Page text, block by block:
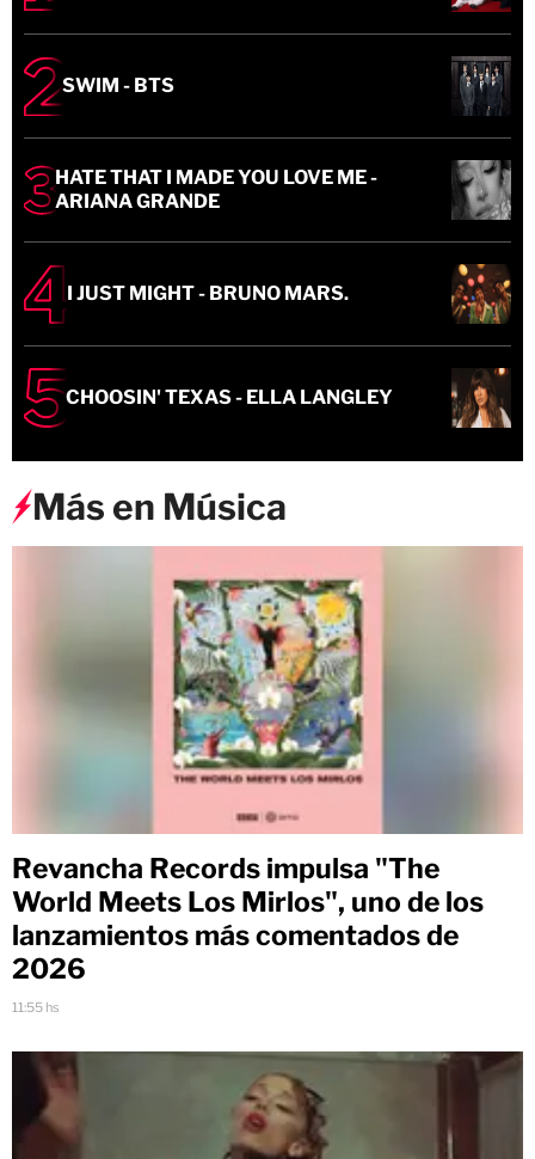
SWIM - BTS
HATE THAT I MADE YOU LOVE ME -
ARIANA GRANDE
I JUST MIGHT - BRUNO MARS.
CHOOSIN' TEXAS - ELLA LANGLEY
Más en Música
Revancha Records impulsa "The
World Meets Los Mirlos", uno de los
lanzamientos más comentados de
2026
11:55 hs